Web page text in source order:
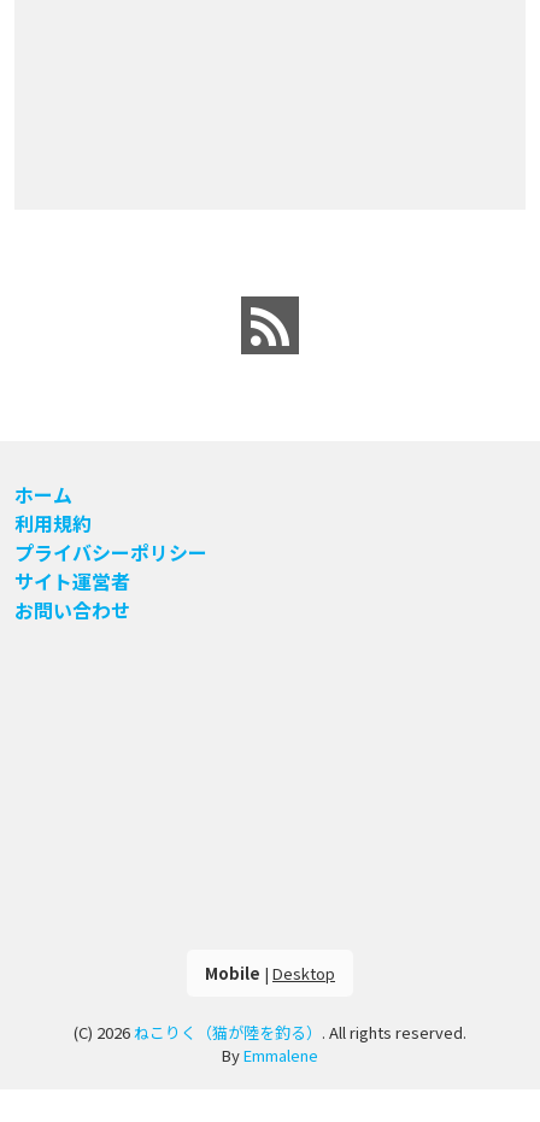
ホーム
利用規約
プライバシーポリシー
サイト運営者
お問い合わせ
Mobile | Desktop
(C) 2026ねこりく（猫が陸を釣る） . All rights reserved.
ByEmmalene